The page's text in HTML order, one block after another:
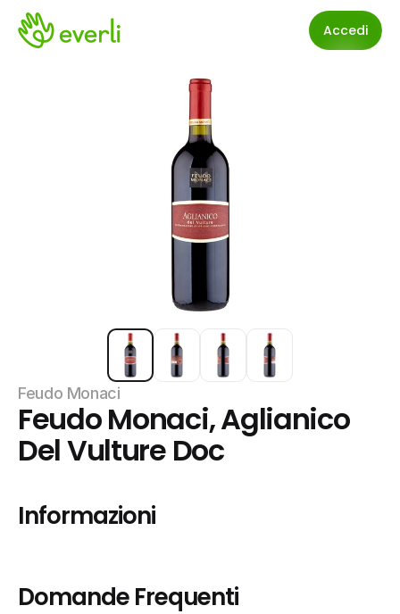
Accedi
Feudo Monaci
Feudo Monaci, Aglianico
Del Vulture Doc
Informazioni
Domande Frequenti